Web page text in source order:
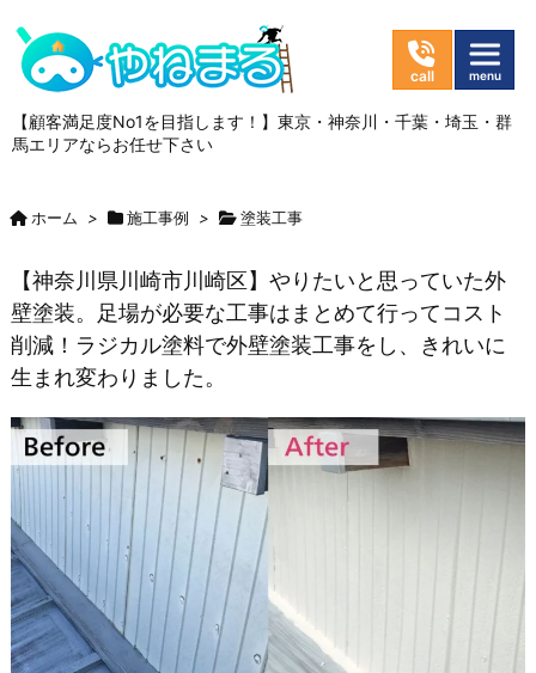
【顧客満足度No1を目指します！】東京・神奈川・千葉・埼玉・群
馬エリアならお任せ下さい
ホーム > 施工事例 > 塗装工事
【神奈川県川崎市川崎区】やりたいと思っていた外
壁塗装。足場が必要な工事はまとめて行ってコスト
削減！ラジカル塗料で外壁塗装工事をし、きれいに
生まれ変わりました。